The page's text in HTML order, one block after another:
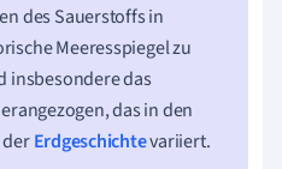
des Sauerstoffs in
Meeresspiegel zu
insbesondere das
das in den
Erdgeschichtevariiert.